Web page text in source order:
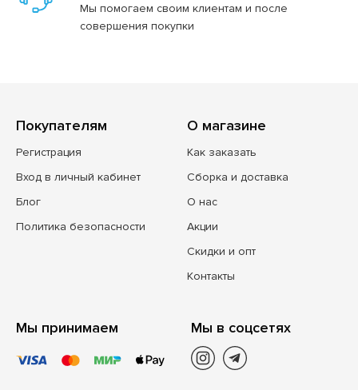
Мы помогаем своим клиентам и после
совершения покупки
Покупателям
Регистрация
Вход в личный кабинет
Блог
Политика безопасности
О магазине
Как заказать
Сборка и доставка
О нас
Акции
Скидки и опт
Контакты
Мы принимаем Мы в соцсетях